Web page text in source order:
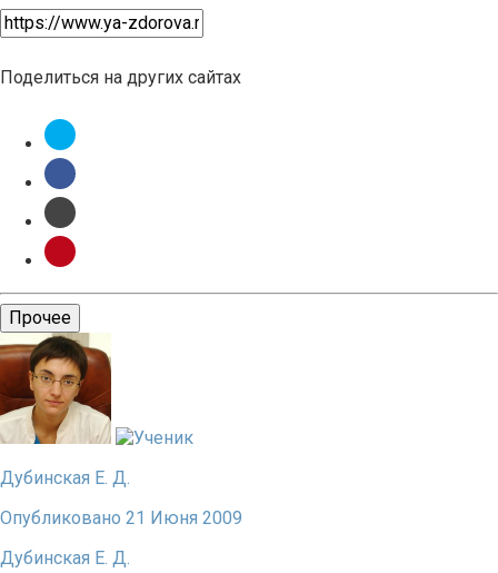
Поделиться на других сайтах
Прочее
Дубинская Е. Д.
Опубликовано 21 Июня 2009
Дубинская Е. Д.